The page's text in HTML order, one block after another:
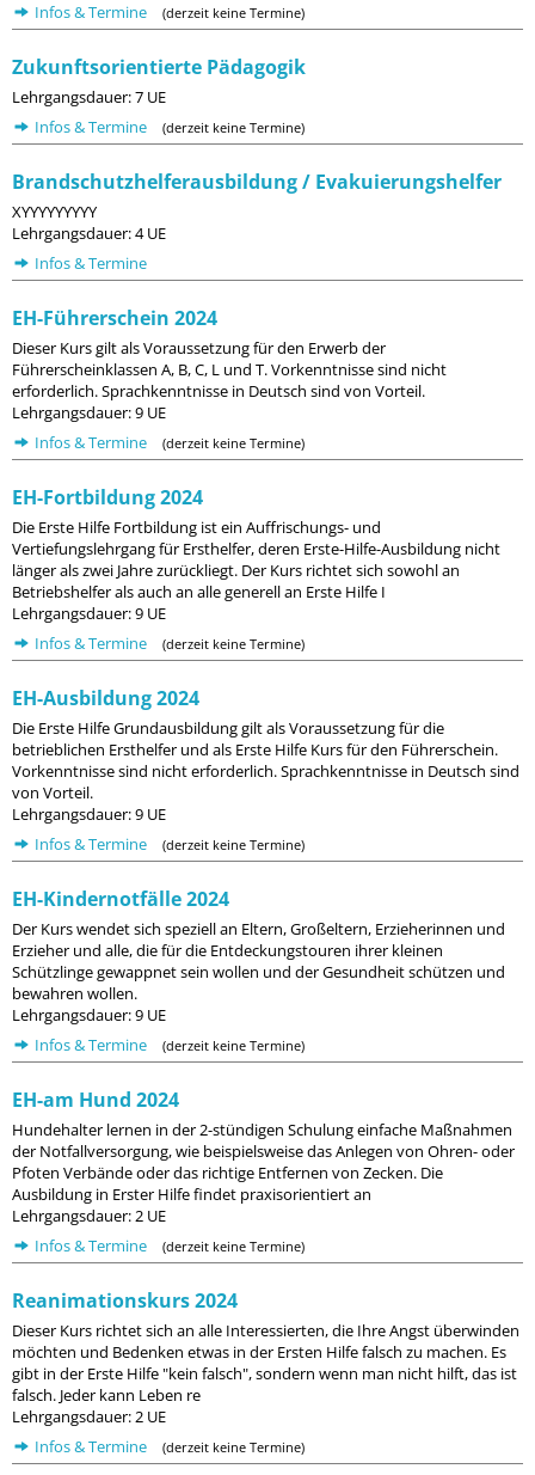
Infos & Termine
(derzeit keine Termine)
Zukunftsorientierte Pädagogik
Lehrgangsdauer: 7 UE
Infos & Termine
(derzeit keine Termine)
Brandschutzhelferausbildung / Evakuierungshelfer
XYYYYYYYYY
Lehrgangsdauer: 4 UE
Infos & Termine
EH-Führerschein 2024
Dieser Kurs gilt als Voraussetzung für den Erwerb der
Führerscheinklassen A, B, C, L und T. Vorkenntnisse sind nicht
erforderlich. Sprachkenntnisse in Deutsch sind von Vorteil.
Lehrgangsdauer: 9 UE
Infos & Termine
(derzeit keine Termine)
EH-Fortbildung 2024
Die Erste Hilfe Fortbildung ist ein Auffrischungs- und
Vertiefungslehrgang für Ersthelfer, deren Erste-Hilfe-Ausbildung nicht
länger als zwei Jahre zurückliegt. Der Kurs richtet sich sowohl an
Betriebshelfer als auch an alle generell an Erste Hilfe I
Lehrgangsdauer: 9 UE
Infos & Termine
(derzeit keine Termine)
EH-Ausbildung 2024
Die Erste Hilfe Grundausbildung gilt als Voraussetzung für die
betrieblichen Ersthelfer und als Erste Hilfe Kurs für den Führerschein.
Vorkenntnisse sind nicht erforderlich. Sprachkenntnisse in Deutsch sind
von Vorteil.
Lehrgangsdauer: 9 UE
Infos & Termine
(derzeit keine Termine)
EH-Kindernotfälle 2024
Der Kurs wendet sich speziell an Eltern, Großeltern, Erzieherinnen und
Erzieher und alle, die für die Entdeckungstouren ihrer kleinen
Schützlinge gewappnet sein wollen und der Gesundheit schützen und
bewahren wollen.
Lehrgangsdauer: 9 UE
Infos & Termine
(derzeit keine Termine)
EH-am Hund 2024
Hundehalter lernen in der 2-stündigen Schulung einfache Maßnahmen
der Notfallversorgung, wie beispielsweise das Anlegen von Ohren- oder
Pfoten Verbände oder das richtige Entfernen von Zecken. Die
Ausbildung in Erster Hilfe findet praxisorientiert an
Lehrgangsdauer: 2 UE
Infos & Termine
(derzeit keine Termine)
Reanimationskurs 2024
Dieser Kurs richtet sich an alle Interessierten, die Ihre Angst überwinden
möchten und Bedenken etwas in der Ersten Hilfe falsch zu machen. Es
gibt in der Erste Hilfe "kein falsch", sondern wenn man nicht hilft, das ist
falsch. Jeder kann Leben re
Lehrgangsdauer: 2 UE
Infos & Termine
(derzeit keine Termine)